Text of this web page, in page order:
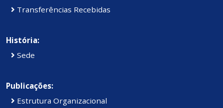
Transferências Recebidas
História:
Sede
Publicações:
Estrutura Organizacional